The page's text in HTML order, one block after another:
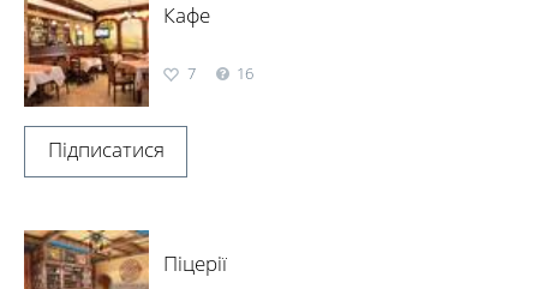
Кафе
7 16
Підписатися
Піцерії